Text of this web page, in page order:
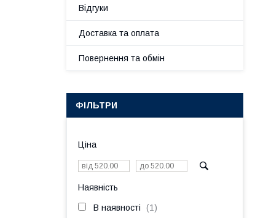
Відгуки
Доставка та оплата
Повернення та обмін
ФІЛЬТРИ
Ціна
Наявність
В наявності 1